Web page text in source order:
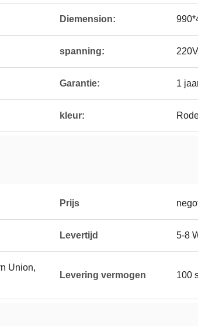
Diemension:
spanning: 220V
Garantie: 1
kleur:
Prijs
Levertijd 5-8
Union,
Levering vermogen 100